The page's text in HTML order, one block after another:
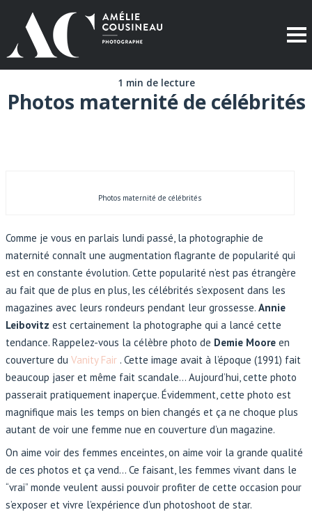
1 min de lecture
Photos maternité de célébrités
Photos maternité de célébrités
Comme je vous en parlais lundi passé, la photographie de
maternité connaît une augmentation flagrante de popularité qui
est en constante évolution. Cette popularité n’est pas étrangère
au fait que de plus en plus, les célébrités s’exposent dans les
magazines avec leurs rondeurs pendant leur grossesse. Annie
Leibovitz est certainement la photographe qui a lancé cette
tendance. Rappelez-vous la célèbre photo de Demie Moore en
couverture du Vanity Fair . Cette image avait à l’époque (1991) fait
beaucoup jaser et même fait scandale… Aujourd’hui, cette photo
passerait pratiquement inaperçue. Évidemment, cette photo est
magnifique mais les temps on bien changés et ça ne choque plus
autant de voir une femme nue en couverture d’un magazine.
On aime voir des femmes enceintes, on aime voir la grande qualité
de ces photos et ça vend… Ce faisant, les femmes vivant dans le
“vrai” monde veulent aussi pouvoir profiter de cette occasion pour
s’exposer et vivre l’expérience d’un photoshoot de star.